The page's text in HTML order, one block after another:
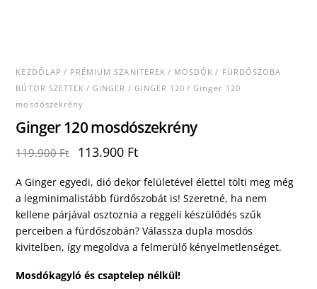
KEZDŐLAP / PRÉMIUM SZANITEREK / MOSDÓK / FÜRDŐSZOBA
BÚTOR SZETTEK /GINGER / GINGER 120 / Ginger 120
mosdószekrény
Ginger 120 mosdószekrény
119.900Ft
Original
was:
119.900 Ft.
113.900 FtCurrent
is:
113.900 Ft.
A Ginger egyedi, dió dekor felületével élettel tölti meg még
a legminimalistább fürdőszobát is! Szeretné, ha nem
kellene párjával osztoznia a reggeli készülődés szűk
perceiben a fürdőszobán? Válassza dupla mosdós
kivitelben, így megoldva a felmerülő kényelmetlenséget.
Mosdókagyló és csaptelep nélkül!